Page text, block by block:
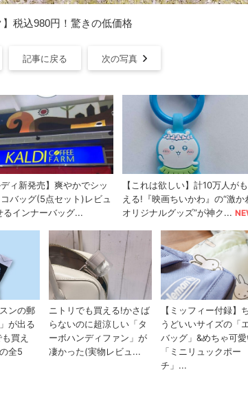
税込980円！驚きの低価格
記事に戻る 次の写真